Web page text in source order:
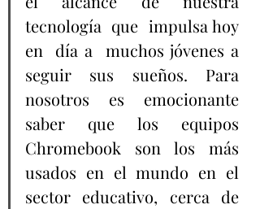
tecnología  que  impulsa hoy
en  día a  muchos jóvenes a
seguir sus sueños. Para
nosotros es emocionante
saber que los equipos
Chromebook son los más
usados en el mundo en el
sector educativo, cerca de